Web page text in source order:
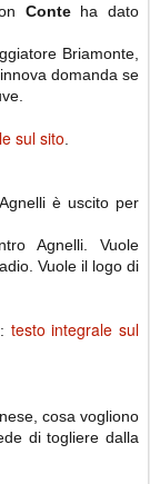
Conteha dato
Briamonte,
domanda se
sul sito
è uscito per
Agnelli. Vuole
Vuole il logo di
: testo integrale sul
cosa vogliono
di togliere dalla